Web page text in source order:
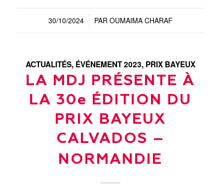
30/10/2024
/ PAR OUMAIMA CHARAF
ACTUALITÉS, ÉVÉNEMENT 2023, PRIX BAYEUX
LA MDJ PRÉSENTE À
LA 30e ÉDITION DU
PRIX BAYEUX
CALVADOS –
NORMANDIE